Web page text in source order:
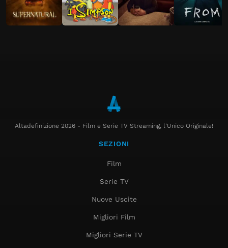
Altadefinizione 2026 - Film e Serie TV Streaming, l'Unico Originale!
SEZIONI
Film
Serie TV
Nuove Uscite
Migliori Film
Migliori Serie TV